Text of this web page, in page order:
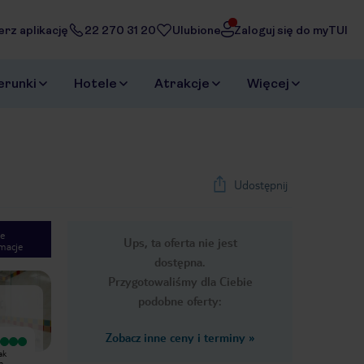
aplikację 22 270 31 20 Ulubione Zaloguj się do myTUI
Hotele Atrakcje Więcej
Udostępnij
Ups, ta oferta nie jest
dostępna.
Przygotowaliśmy dla Ciebie
podobne oferty:
Zobacz inne ceny i terminy »
1/28
Wyjątkowy